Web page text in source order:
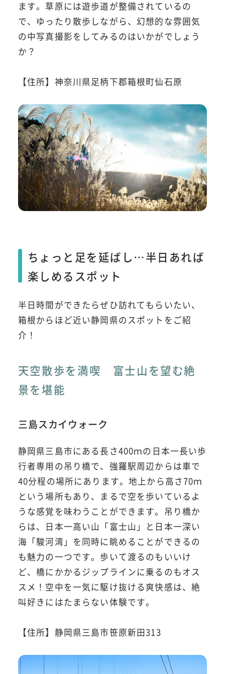
ます。草原には遊歩道が整備されているの
で、ゆったり散歩しながら、幻想的な雰囲気
の中写真撮影をしてみるのはいかがでしょう
か？
【住所】神奈川県足柄下郡箱根町仙石原
ちょっと足を延ばし…半日あれば
楽しめるスポット
半日時間ができたらぜひ訪れてもらいたい、
箱根からほど近い静岡県のスポットをご紹
介！
天空散歩を満喫 富士山を望む絶
景を堪能
三島スカイウォーク
静岡県三島市にある長さ400ｍの日本一長い歩
行者専用の吊り橋で、強羅駅周辺からは車で
40分程の場所にあります。地上から高さ70ｍ
という場所もあり、まるで空を歩いているよ
うな感覚を味わうことができます。吊り橋か
らは、日本一高い山「富士山」と日本一深い
海「駿河湾」を同時に眺めることができるの
も魅力の一つです。歩いて渡るのもいいけ
ど、橋にかかるジップラインに乗るのもオス
スメ！空中を一気に駆け抜ける爽快感は、絶
叫好きにはたまらない体験です。
【住所】静岡県三島市笹原新田313